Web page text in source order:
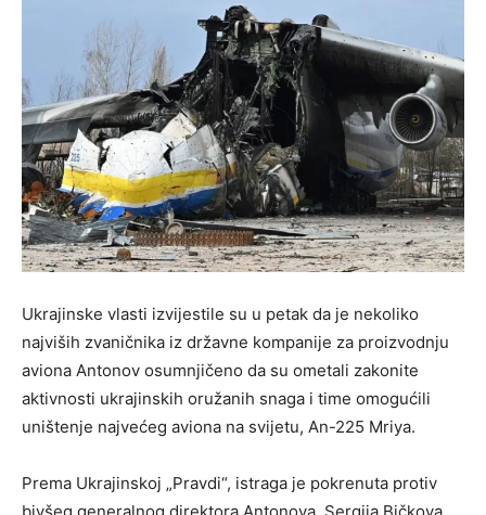
Ukrajinske vlasti izvijestile su u petak da je nekoliko
najviših zvaničnika iz državne kompanije za proizvodnju
aviona Antonov osumnjičeno da su ometali zakonite
aktivnosti ukrajinskih oružanih snaga i time omogućili
uništenje najvećeg aviona na svijetu, An-225 Mriya.
Prema Ukrajinskoj „Pravdi“, istraga je pokrenuta protiv